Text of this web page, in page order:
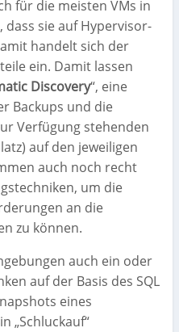
für die meisten VMs in
sie auf Hypervisor-
handelt sich der
ein. Damit lassen
Discovery“, eine
Backups und die
Verfügung stehenden
auf den jeweiligen
auch noch recht
um die
an die
zu können.
auch ein oder
auf der Basis des SQL
eines
„Schluckauf“